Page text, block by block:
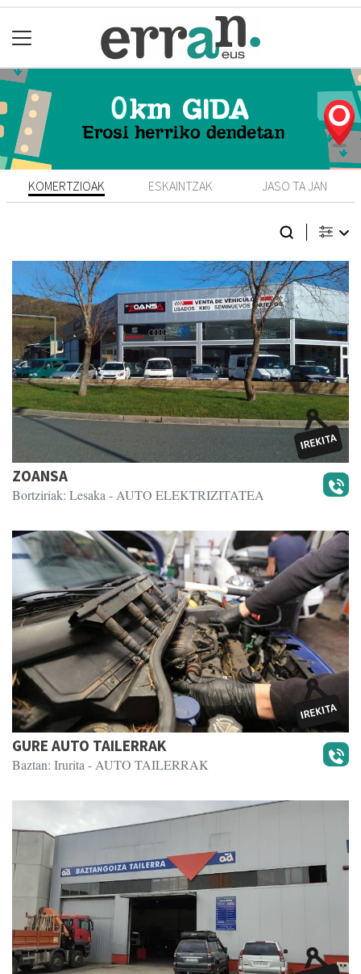
KOMERTZIOAK ESKAINTZAK JASO TA JAN
ZOANSA
Bortziriak: Lesaka - AUTO ELEKTRIZITATEA
GURE AUTO TAILERRAK
Baztan: Irurita - AUTO TAILERRAK